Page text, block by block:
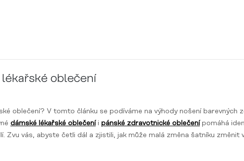
oblečení
oblečení? V tomto článku se podíváme na výhody nošení barevných
dámské lékařské oblečeníi pánské zdravotnické oblečenípomáhá
Zvu vás, abyste četli dál a zjistili, jak může malá změna šatníku změnit